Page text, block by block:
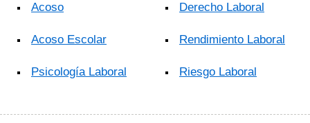
Acoso
Acoso Escolar
Psicología Laboral
Derecho Laboral
Rendimiento Laboral
Riesgo Laboral